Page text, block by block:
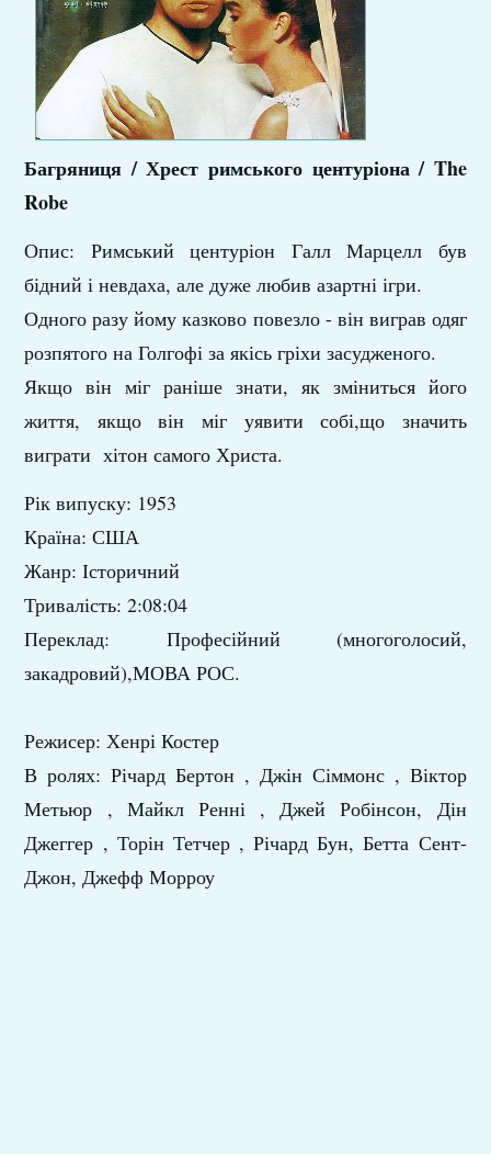
Багряниця / Хрест римського центуріона / The
Robe
Опис: Римський центуріон Галл Марцелл був
бідний і невдаха, але дуже любив азартні ігри.
Одного разу йому казково повезло - він виграв одяг
розпятого на Голгофі за якісь гріхи засудженого.
Якщо він міг раніше знати, як зміниться його
життя, якщо він міг уявити собі,що значить
виграти хітон самого Христа.
Рік випуску: 1953
Країна: США
Жанр: Історичний
Тривалість: 2:08:04
Переклад: Професійний (многоголосий,
закадровий),МОВА РОС.
Режисер: Хенрі Костер
В ролях: Річард Бертон , Джін Сіммонс , Віктор
Метьюр , Майкл Ренні , Джей Робінсон, Дін
Джеггер , Торін Тетчер , Річард Бун, Бетта Сент-
Джон, Джефф Морроу